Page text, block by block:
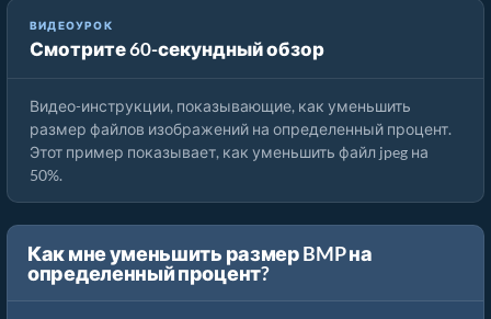
ВИДЕОУРОК
Смотрите 60-секундный обзор
Как уменьшить размер bmp на процент
Видео-инструкции, показывающие, как уменьшить
размер файлов изображений на определенный процент.
Этот пример показывает, как уменьшить файл jpeg на
50%.
Как мне уменьшить размер BMP на
определенный процент?